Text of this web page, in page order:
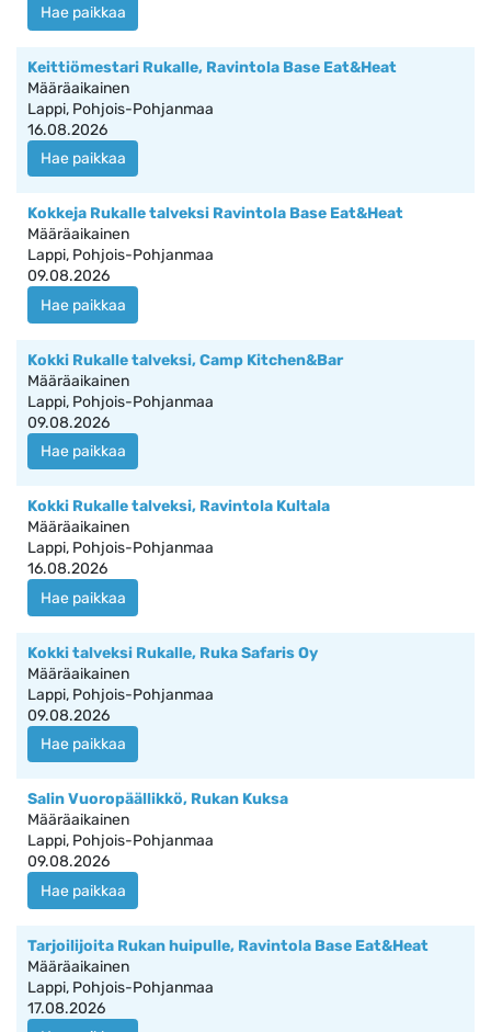
Hae paikkaa
Keittiömestari Rukalle, Ravintola Base Eat&Heat
Määräaikainen
Lappi, Pohjois-Pohjanmaa
16.08.2026
Hae paikkaa
Kokkeja Rukalle talveksi Ravintola Base Eat&Heat
Määräaikainen
Lappi, Pohjois-Pohjanmaa
09.08.2026
Hae paikkaa
Kokki Rukalle talveksi, Camp Kitchen&Bar
Määräaikainen
Lappi, Pohjois-Pohjanmaa
09.08.2026
Hae paikkaa
Kokki Rukalle talveksi, Ravintola Kultala
Määräaikainen
Lappi, Pohjois-Pohjanmaa
16.08.2026
Hae paikkaa
Kokki talveksi Rukalle, Ruka Safaris Oy
Määräaikainen
Lappi, Pohjois-Pohjanmaa
09.08.2026
Hae paikkaa
Salin Vuoropäällikkö, Rukan Kuksa
Määräaikainen
Lappi, Pohjois-Pohjanmaa
09.08.2026
Hae paikkaa
Tarjoilijoita Rukan huipulle, Ravintola Base Eat&Heat
Määräaikainen
Lappi, Pohjois-Pohjanmaa
17.08.2026